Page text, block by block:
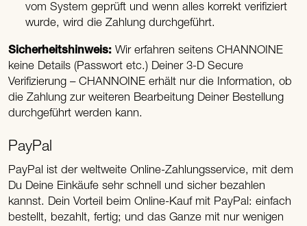
vom System geprüft und wenn alles korrekt verifiziert
wurde, wird die Zahlung durchgeführt.
Sicherheitshinweis: Wir erfahren seitens CHANNOINE
keine Details (Passwort etc.) Deiner 3-D Secure
Verifizierung – CHANNOINE erhält nur die Information, ob
die Zahlung zur weiteren Bearbeitung Deiner Bestellung
durchgeführt werden kann.
PayPal
PayPal ist der weltweite Online-Zahlungsservice, mit dem
Du Deine Einkäufe sehr schnell und sicher bezahlen
kannst. Dein Vorteil beim Online-Kauf mit PayPal: einfach
bestellt, bezahlt, fertig; und das Ganze mit nur wenigen